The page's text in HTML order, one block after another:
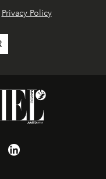
Privacy Policy